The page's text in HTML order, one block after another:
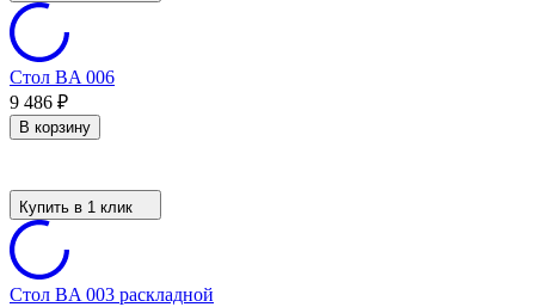
Стол BA 006
9 486 ₽
В корзину
Купить в 1 клик
Стол BA 003 раскладной